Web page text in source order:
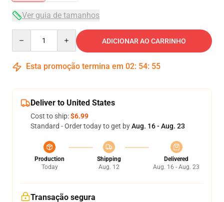
Ver guia de tamanhos
ADICIONAR AO CARRINHO
Esta promoção termina em 02: 54: 54
Deliver to United States
Cost to ship:$6.99
Standard - Order today to get byAug. 16 - Aug. 23
Production
Today
Shipping
Aug. 12
Delivered
Aug. 16 - Aug. 23
Transação segura